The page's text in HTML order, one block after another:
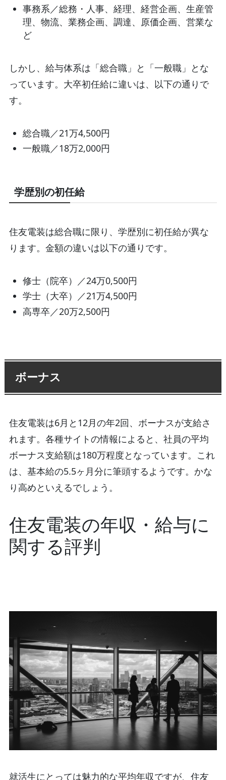
事務系／総務・人事、経理、経営企画、生産管
理、物流、業務企画、調達、原価企画、営業な
ど
しかし、給与体系は「総合職」と「一般職」とな
っています。大卒初任給に違いは、以下の通りで
す。
総合職／21万4,500円
一般職／18万2,000円
学歴別の初任給
住友電装は総合職に限り、学歴別に初任給が異な
ります。金額の違いは以下の通りです。
修士（院卒）／24万0,500円
学士（大卒）／21万4,500円
高専卒／20万2,500円
ボーナス
住友電装は6月と12月の年2回、ボーナスが支給さ
れます。各種サイトの情報によると、社員の平均
ボーナス支給額は180万程度となっています。これ
は、基本給の5.5ヶ月分に筆頭するようです。かな
り高めといえるでしょう。
住友電装の年収・給与に
関する評判
就活生にとっては魅力的な平均年収ですが、住友